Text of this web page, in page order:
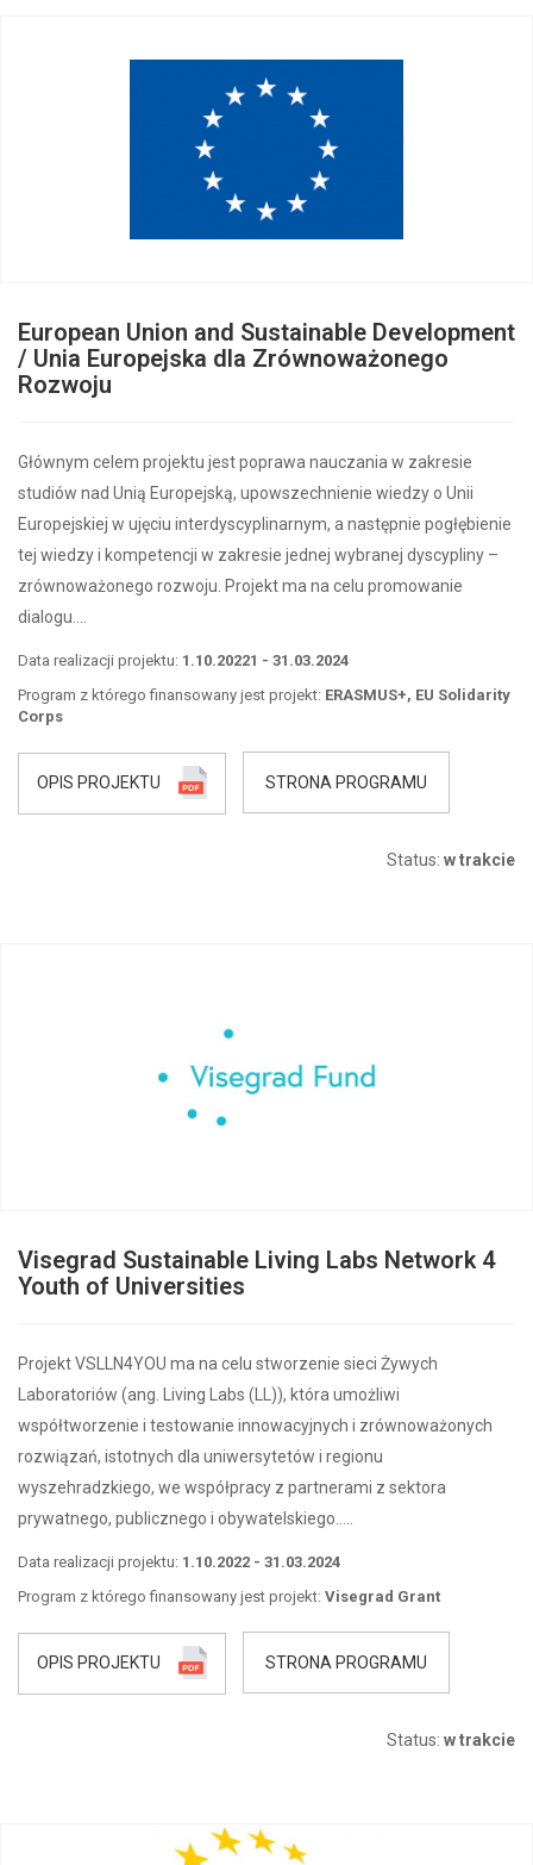
European Union and Sustainable Development
/ Unia Europejska dla Zrównoważonego
Rozwoju
Głównym celem projektu jest poprawa nauczania w zakresie
studiów nad Unią Europejską, upowszechnienie wiedzy o Unii
Europejskiej w ujęciu interdyscyplinarnym, a następnie pogłębienie
tej wiedzy i kompetencji w zakresie jednej wybranej dyscypliny –
zrównoważonego rozwoju. Projekt ma na celu promowanie
dialogu….
Data realizacji projektu: 1.10.20221 - 31.03.2024
Program z którego finansowany jest projekt: ERASMUS+, EU Solidarity
Corps
OPIS PROJEKTU STRONA PROGRAMU
Status: w trakcie
Visegrad Sustainable Living Labs Network 4
Youth of Universities
Projekt VSLLN4YOU ma na celu stworzenie sieci Żywych
Laboratoriów (ang. Living Labs (LL)), która umożliwi
współtworzenie i testowanie innowacyjnych i zrównoważonych
rozwiązań, istotnych dla uniwersytetów i regionu
wyszehradzkiego, we współpracy z partnerami z sektora
prywatnego, publicznego i obywatelskiego…..
Data realizacji projektu: 1.10.2022 - 31.03.2024
Program z którego finansowany jest projekt: Visegrad Grant
OPIS PROJEKTU STRONA PROGRAMU
Status: w trakcie